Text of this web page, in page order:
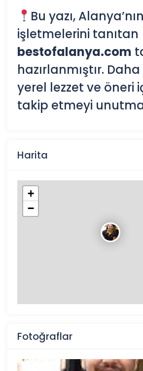
Bu yazı,
işletmelerini tanıtan
bestofalanya.com
hazırlanmıştır.
yerel lezzet ve öneri
takip etmeyi
Harita
+
−
Fotoğraflar